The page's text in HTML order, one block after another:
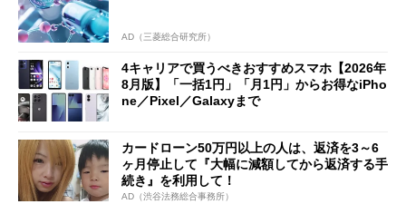
AD（三菱総合研究所）
4キャリアで買うべきおすすめスマホ【2026年
8月版】「一括1円」「月1円」からお得なiPho
ne／Pixel／Galaxyまで
カードローン50万円以上の人は、返済を3～6
ヶ月停止して『大幅に減額してから返済する手
続き』を利用して！
AD（渋谷法務総合事務所）